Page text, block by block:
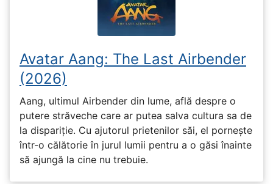
Avatar Aang: The Last Airbender
(2026)
Aang, ultimul Airbender din lume, află despre o
putere străveche care ar putea salva cultura sa de
la dispariție. Cu ajutorul prietenilor săi, el pornește
într-o călătorie în jurul lumii pentru a o găsi înainte
să ajungă la cine nu trebuie.